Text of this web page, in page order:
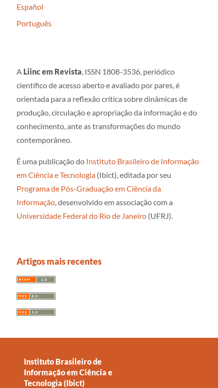
Español
Português
A Liinc em Revista , ISSN 1808-3536, periódico
científico de acesso aberto e avaliado por pares, é
orientada para a reflexão crítica sobre dinâmicas de
produção, circulação e apropriação da informação e do
conhecimento, ante as transformações do mundo
contemporâneo.
É uma publicação do Instituto Brasileiro de Informação
em Ciência e Tecnologia (Ibict), editada por seu
Programa de Pós-Graduação em Ciência da
Informação , desenvolvido em associação com a
Universidade Federal do Rio de Janeiro (UFRJ).
Artigos mais recentes
Instituto Brasileiro de
Informação em Ciência e
Tecnologia (Ibict)